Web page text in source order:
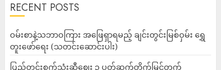
RECENT POSTS
ဝမ်းစာနဲ့သဘာဝကြား အဖြေရှာရမည့် ချင်းတွင်းမြစ်ဝှမ်း ရွှေ
တူးဖော်ရေး (သတင်းဆောင်းပါး)
ပြည်တွင်းစက်သုံးဆီဈေး ၃ ပတ်ဆက်တိုက်မြင့်တက်